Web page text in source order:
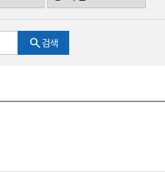
search검색